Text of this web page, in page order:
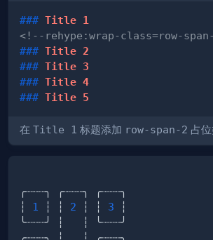
### Title 1
<!--rehype:wrap-class=row-
### Title 2
### Title 3
### Title 4
### Title 5
在 Title 1 标题添加 row-span-2 占
┆ 1 ┆ ┆ 2 ┆ ┆ 3